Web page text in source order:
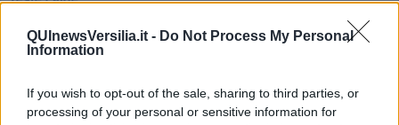
QUInewsVersilia.it - Do Not Process My Personal
Information
If you wish to opt-out of the sale, sharing to third parties, or
processing of your personal or sensitive information for
Armiamoci e... avviatevi
Da Capodanno a Carnevale
Sor-riso amaro
Fine anno al ristorante